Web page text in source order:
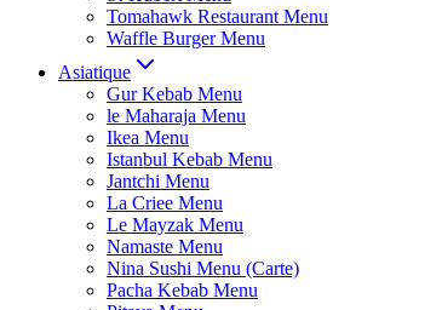
Tomahawk Restaurant Menu
Waffle Burger Menu
Asiatique
Gur Kebab Menu
le Maharaja Menu
Ikea Menu
Istanbul Kebab Menu
Jantchi Menu
La Criee Menu
Le Mayzak Menu
Namaste Menu
Nina Sushi Menu (Carte)
Pacha Kebab Menu